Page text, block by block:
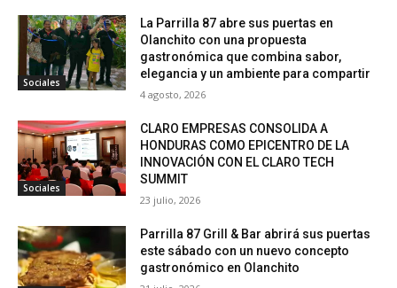
Sociales
La Parrilla 87 abre sus puertas en
Olanchito con una propuesta
gastronómica que combina sabor,
elegancia y un ambiente para compartir
4 agosto, 2026
Sociales
CLARO EMPRESAS CONSOLIDA A
HONDURAS COMO EPICENTRO DE LA
INNOVACIÓN CON EL CLARO TECH
SUMMIT
23 julio, 2026
Parrilla 87 Grill & Bar abrirá sus puertas
este sábado con un nuevo concepto
gastronómico en Olanchito